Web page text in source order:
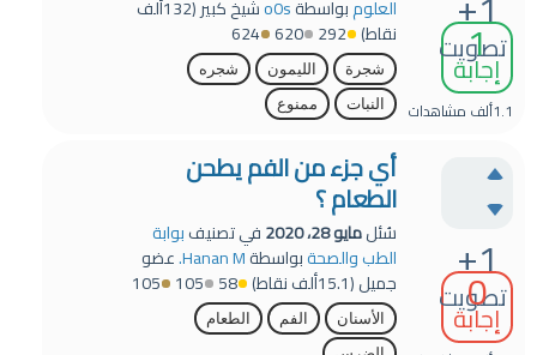
تصويت
1
إجابة
1.1ألف مشاهدات
العلومبواسطةo0sشيخ كبير(132ألف
نقاط) 292
620
624
شجرة الليمون
شجره
النبات
ممنوع
+1
تصويت
0
إجابة
أي جزء من الفم يطحن
الطعام ؟
سُئلمايو 28، 2020 في تصنيفبوابة
الطب والصحةبواسطةHanan M. عضو
جميل(15.1ألف نقاط) 58
105
105
الأسنان الفم
الطعام